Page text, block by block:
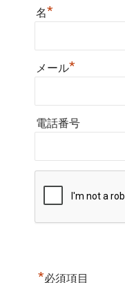
名*
メール*
電話番号
*必須項目